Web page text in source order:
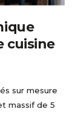
cuisine
sur mesure
massif de 5